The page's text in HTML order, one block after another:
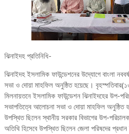
ঝিনাইদহ প্রতিনিধি-
ঝিনাইদহ ইসলামিক ফাউন্ডেশনের উদ্যোগে বাংলা
সভা ও দোয়া মাহফিল অনুষ্ঠিত হয়েছে।
মিলনায়তনে ইসলামিক ফাউন্ডেশন ঝিনাইদহের উপ-
সভাপতিত্বে আলোচনা সভা ও দোয়া মাহফিল অনুষ্ঠিত
উপস্থিত ছিলেন স্থানীয় সরকার বিভাগের উপ-
অতিথি হিসেবে উপস্থিত ছিলেন জেলা পরিষদের প্রধান